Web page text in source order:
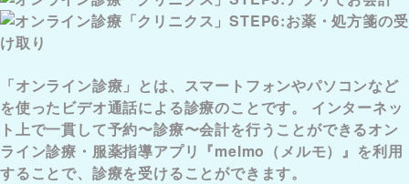
「オンライン診療」とは、スマートフォンやパソコンなど
を使ったビデオ通話による診療のことです。 インターネッ
ト上で一貫して予約〜診療〜会計を行うことができるオン
ライン診療・服薬指導アプリ『melmo（メルモ）』を利用
することで、診療を受けることができます。